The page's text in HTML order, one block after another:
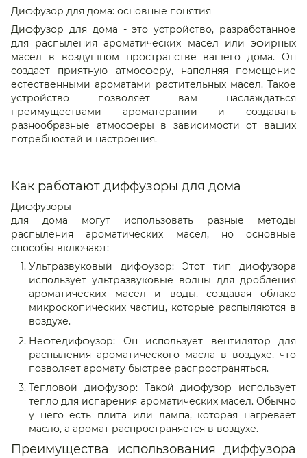
Диффузор для дома: основные понятия
Диффузор для дома - это устройство, разработанное
для распыления ароматических масел или эфирных
масел в воздушном пространстве вашего дома. Он
создает приятную атмосферу, наполняя помещение
естественными ароматами растительных масел. Такое
устройство позволяет вам наслаждаться
преимуществами ароматерапии и создавать
разнообразные атмосферы в зависимости от ваших
потребностей и настроения.
Как работают диффузоры для дома
Диффузоры
для дома могут использовать разные методы
распыления ароматических масел, но основные
способы включают:
Ультразвуковый диффузор: Этот тип диффузора
использует ультразвуковые волны для дробления
ароматических масел и воды, создавая облако
микроскопических частиц, которые распыляются в
воздухе.
Нефтедиффузор: Он использует вентилятор для
распыления ароматического масла в воздухе, что
позволяет аромату быстрее распространяться.
Тепловой диффузор: Такой диффузор использует
тепло для испарения ароматических масел. Обычно
у него есть плита или лампа, которая нагревает
масло, а аромат распространяется в воздухе.
Преимущества использования диффузора